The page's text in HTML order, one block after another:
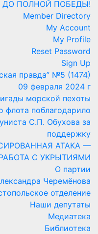
ДО ПОЛНОЙ ПОБЕДЫ!
Member Directory
My Account
My Profile
Reset Password
Sign Up
правда” №5 (1474)
09 февраля 2024 г
морской пехоты
флота поблагодарило
С.П. Обухова за
поддержку
АТАКА —
С УКРЫТИЯМИ
О партии
Черемёнова
отделение
Наши депутаты
Медиатека
Библиотека